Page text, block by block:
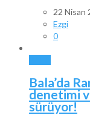
22 Nisan
Ezgi
0
Bala’da
denetimi
sürüyor!